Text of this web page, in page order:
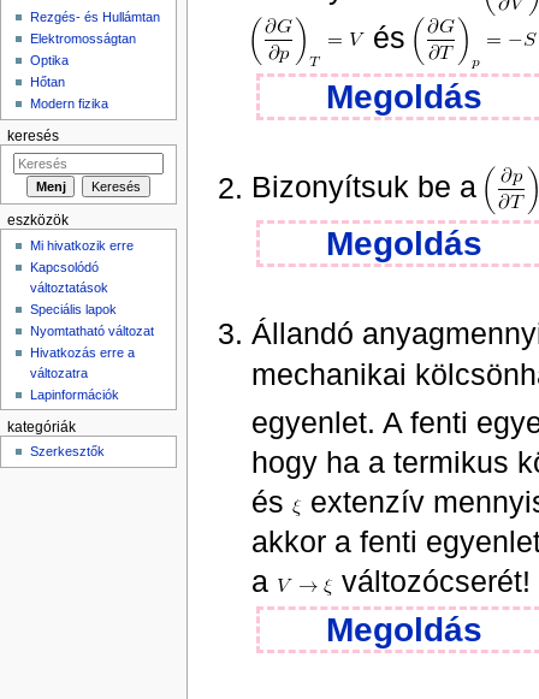
és
Megoldás
Bizonyítsuk be a
Megoldás
Állandó
mechanikai
egyenlet. A fenti
hogy ha a termikus
és extenzív
akkor a fenti
a
változócserét!
Megoldás
Rezgés- és Hullámtan
Elektromosságtan
Optika
Hőtan
Modern fizika
keresés
eszközök
Mi hivatkozik erre
Kapcsolódó
változtatások
Speciális lapok
Nyomtatható változat
Hivatkozás erre a
változatra
Lapinformációk
kategóriák
Szerkesztők